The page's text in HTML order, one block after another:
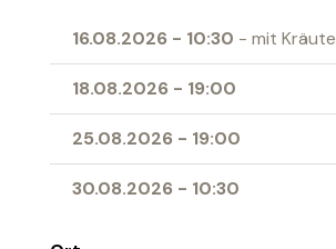
16.08.2026 - 10:30 - mit
18.08.2026 - 19:00
25.08.2026 - 19:00
30.08.2026 - 10:30